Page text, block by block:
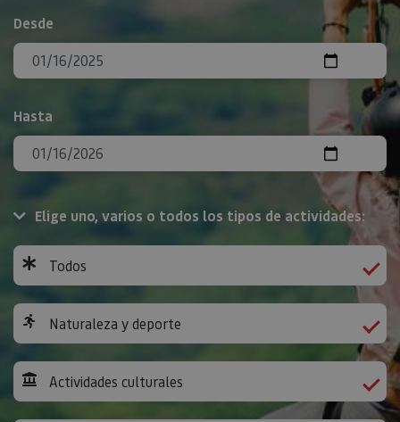
Desde
Hasta
Elige uno, varios o todos los tipos de actividades:
Todos
Naturaleza y deporte
Actividades culturales